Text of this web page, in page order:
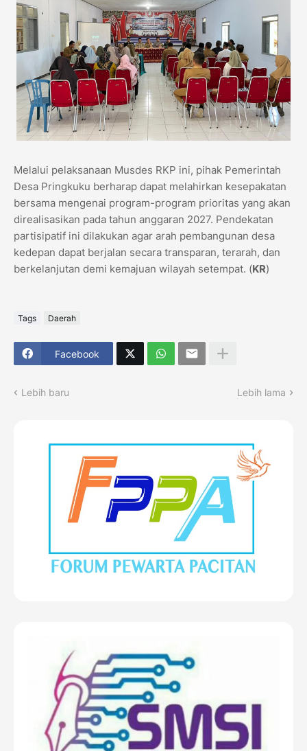
​​Melalui pelaksanaan Musdes RKP ini, pihak Pemerintah
Desa Pringkuku berharap dapat melahirkan kesepakatan
bersama mengenai program-program prioritas yang akan
direalisasikan pada tahun anggaran 2027. Pendekatan
partisipatif ini dilakukan agar arah pembangunan desa
kedepan dapat berjalan secara transparan, terarah, dan
berkelanjutan demi kemajuan wilayah setempat. (KR)
Tags Daerah
Facebook
Lebih baru Lebih lama